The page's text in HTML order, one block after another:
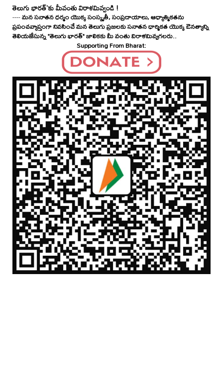
తెలుగు భారత్'కు మీవంతు విరాళమివ్వండి !
----మన సనాతన ధర్మం యొక్క సంస్కృతీ, సంప్రదాయాలు, ఆధ్యాత్మికతను
ప్రపంచవ్యాప్తంగా నివసించే మన తెలుగు ప్రజలకు సనాతన ధార్మికత యొక్క ఔనత్యాన్ని
తెలియజేసున్న "తెలుగు భారత్" జాలికకు మీ వంతు విరాళమివ్వగలరు..
Supporting From Bharat: